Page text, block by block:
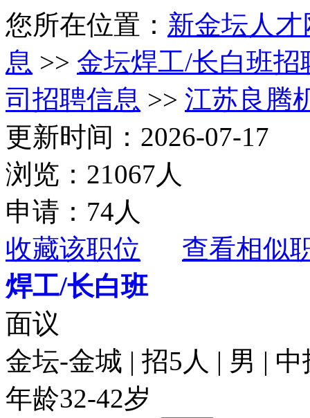
您所在位置： 新金坛人才
息 >> 金坛焊工/长白班招
司招聘信息 >> 江苏良腾
更新时间：2026-07-17
浏览：21067人
申请：74人
收藏该职位
查看相似
焊工/长白班
面议
金坛-金城 | 招5人 | 男 |
年龄32-42岁